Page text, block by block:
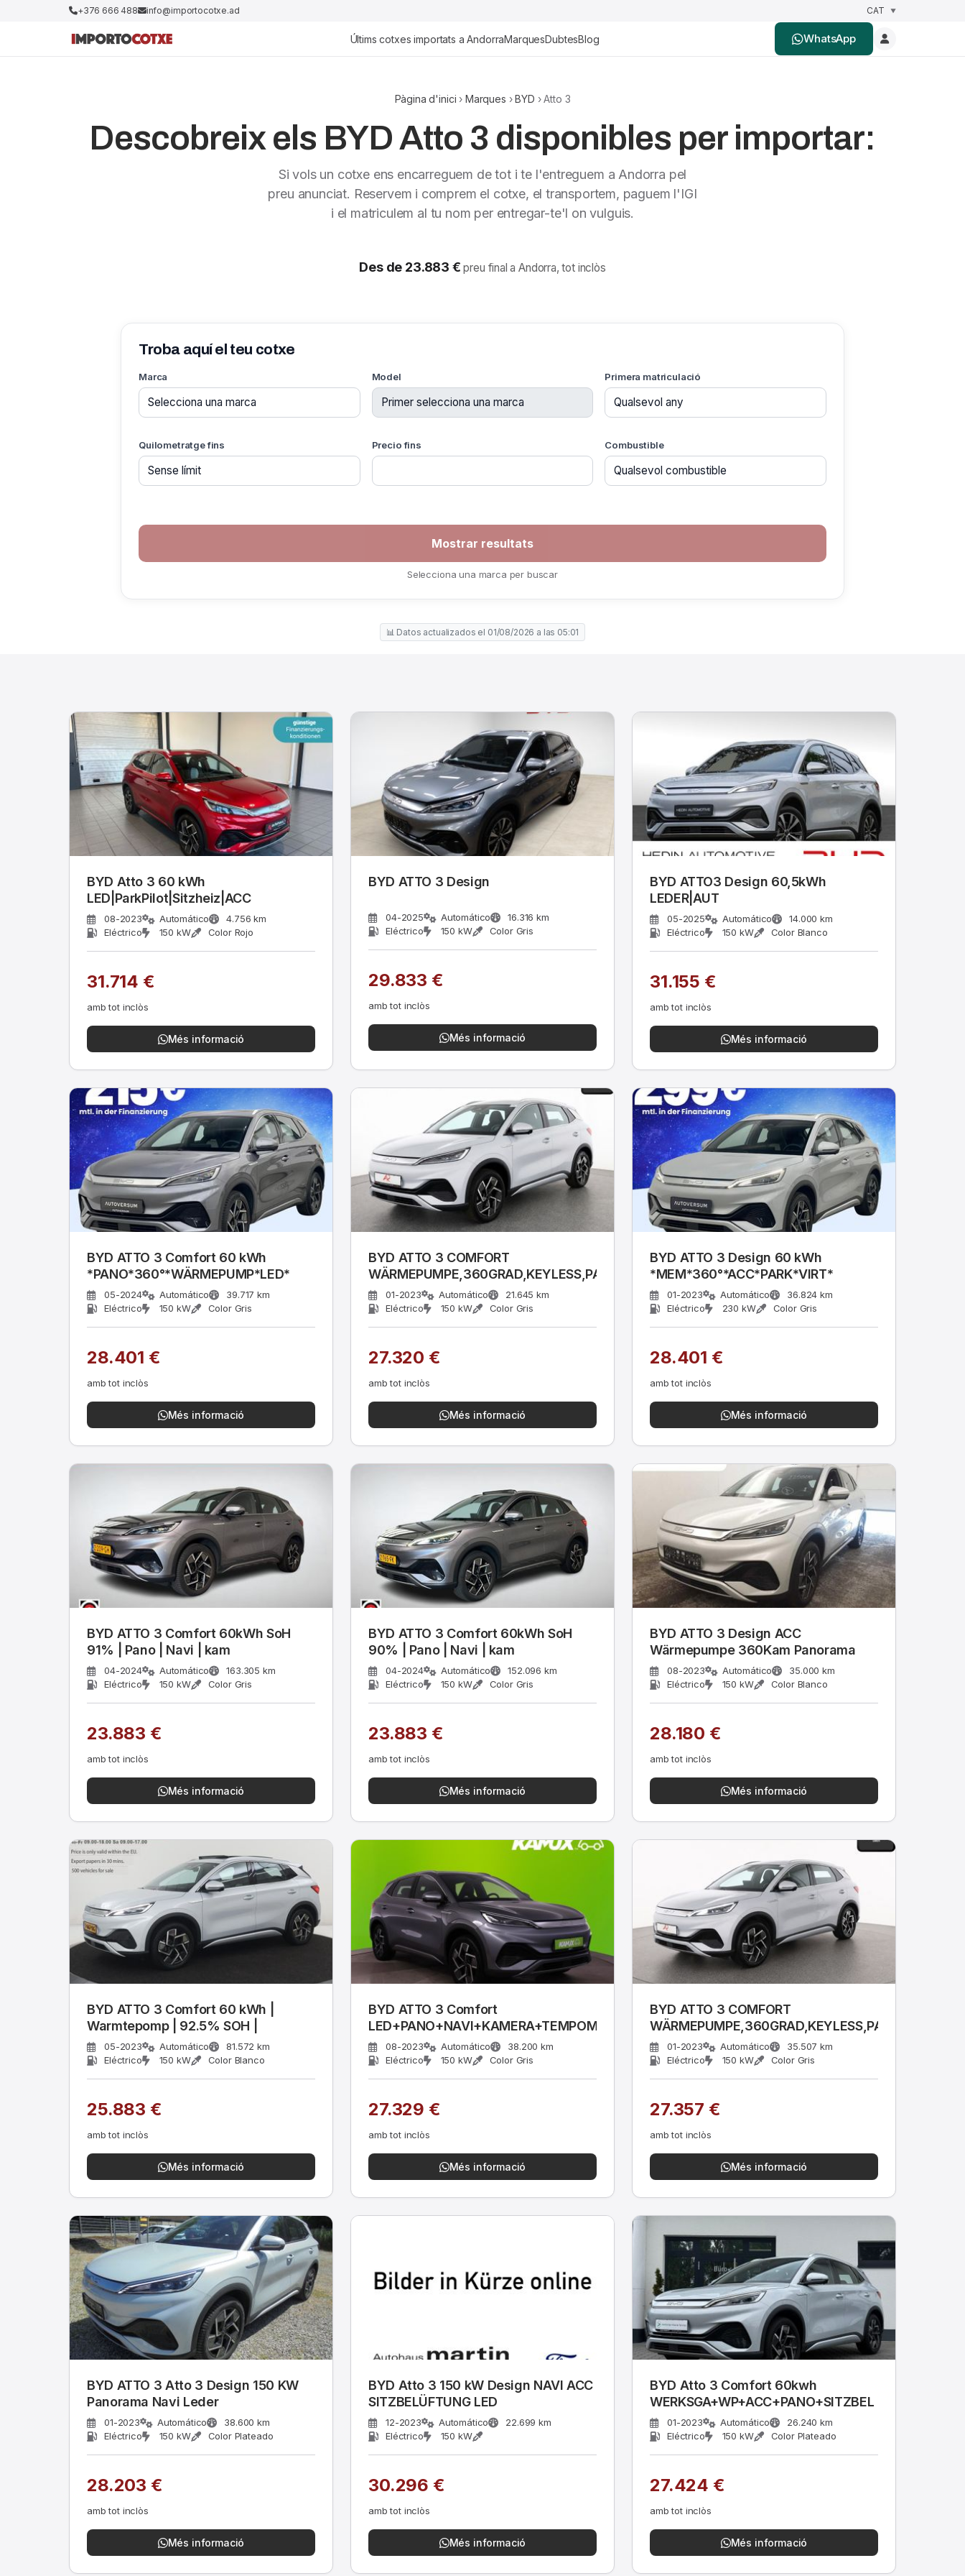
+376 666 488 info@importocotxe.ad
Últims cotxes importats a AndorraMarquesDubtesBlog WhatsApp
Pàgina d'inici › Marques ›BYD › Atto 3
Descobreix els BYD Atto 3 disponibles per importar:
Si vols un cotxe ens encarreguem de tot i te l'entreguem a Andorra pel
preu anunciat. Reservem i comprem el cotxe, el transportem, paguem l'IGI
i el matriculem al tu nom per entregar-te'l on vulguis.
Des de 23.883 €preu final a Andorra, tot inclòs
Troba aquí el teu cotxe
Marca Model Primera matriculació
Quilometratge fins Precio fins Combustible
Selecciona una marca per buscar
📊 Datos actualizados el 01/08/2026 a las 05:01
BYD Atto 3 60 kWh
LED|ParkPilot|Sitzheiz|ACC
08-2023 Automático
4.756 km
Eléctrico
150 kW Color Rojo
31.714 €
amb tot inclòs
Més informació
BYD ATTO 3 Design
04-2025 Automático
16.316 km
Eléctrico
150 kW Color Gris
29.833 €
amb tot inclòs
Més informació
BYD ATTO3 Design 60,5kWh
LEDER|AUT
05-2025 Automático
14.000 km
Eléctrico
150 kW Color Blanco
31.155 €
amb tot inclòs
Més informació
BYD ATTO 3 Comfort 60 kWh
*PANO*360°*WÄRMEPUMP*LED*
05-2024 Automático
39.717 km
Eléctrico
150 kW Color Gris
28.401 €
amb tot inclòs
Més informació
BYD ATTO 3 COMFORT
WÄRMEPUMPE,360GRAD,KEYLESS,PANO
01-2023 Automático
21.645 km
Eléctrico
150 kW Color Gris
27.320 €
amb tot inclòs
Més informació
BYD ATTO 3 Design 60 kWh
*MEM*360°*ACC*PARK*VIRT*
01-2023 Automático
36.824 km
Eléctrico
230 kW Color Gris
28.401 €
amb tot inclòs
Més informació
BYD ATTO 3 Comfort 60kWh SoH
91% | Pano | Navi | kam
04-2024 Automático
163.305 km
Eléctrico
150 kW Color Gris
23.883 €
amb tot inclòs
Més informació
BYD ATTO 3 Comfort 60kWh SoH
90% | Pano | Navi | kam
04-2024 Automático
152.096 km
Eléctrico
150 kW Color Gris
23.883 €
amb tot inclòs
Més informació
BYD ATTO 3 Design ACC
Wärmepumpe 360Kam Panorama
08-2023 Automático
35.000 km
Eléctrico
150 kW Color Blanco
28.180 €
amb tot inclòs
Més informació
BYD ATTO 3 Comfort 60 kWh |
Warmtepomp | 92.5% SOH |
05-2023 Automático
81.572 km
Eléctrico
150 kW Color Blanco
25.883 €
amb tot inclòs
Més informació
BYD ATTO 3 Comfort
LED+PANO+NAVI+KAMERA+TEMPOMAT
08-2023 Automático
38.200 km
Eléctrico
150 kW Color Gris
27.329 €
amb tot inclòs
Més informació
BYD ATTO 3 COMFORT
WÄRMEPUMPE,360GRAD,KEYLESS,PANO
01-2023 Automático
35.507 km
Eléctrico
150 kW Color Gris
27.357 €
amb tot inclòs
Més informació
BYD ATTO 3 Atto 3 Design 150 KW
Panorama Navi Leder
01-2023 Automático
38.600 km
Eléctrico
150 kW Color Plateado
28.203 €
amb tot inclòs
Més informació
BYD Atto 3 150 kW Design NAVI ACC
SITZBELÜFTUNG LED
12-2023 Automático
22.699 km
Eléctrico
150 kW
30.296 €
amb tot inclòs
Més informació
BYD Atto 3 Comfort 60kwh
WERKSGA+WP+ACC+PANO+SITZBEL
01-2023 Automático
26.240 km
Eléctrico
150 kW Color Plateado
27.424 €
amb tot inclòs
Més informació